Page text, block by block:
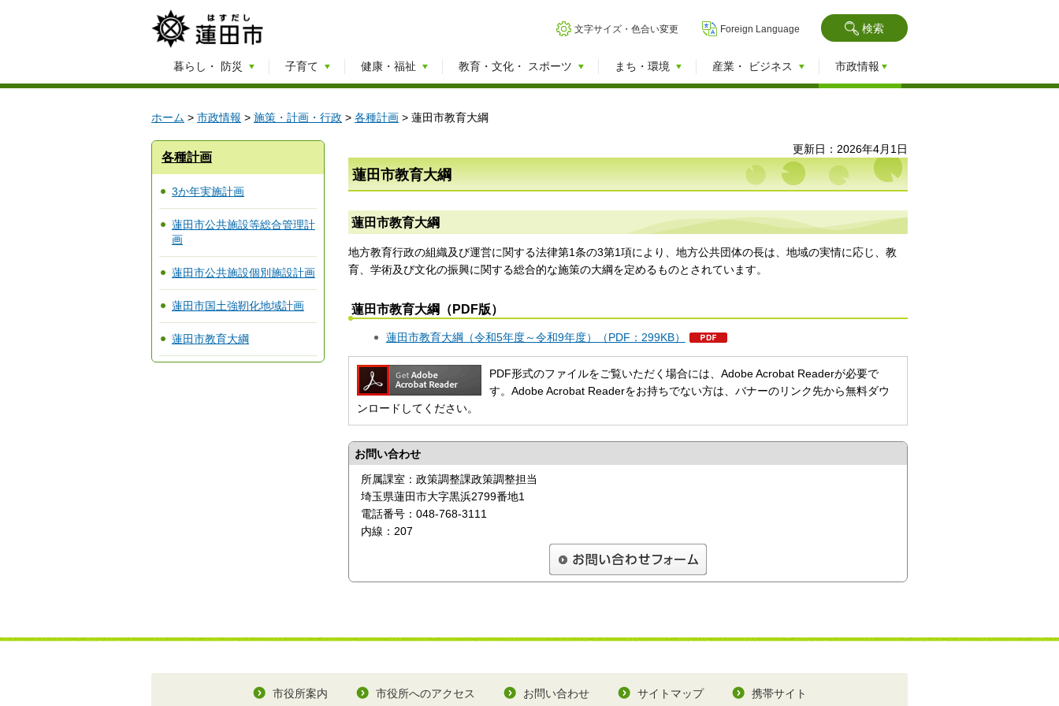
文字サイズ・色合い変更 Foreign Language 検索
暮らし・ 防災 子育て 健康・福祉 教育・文化・ スポーツ まち・環境 産業・ ビジネス 市政情報
ホーム > 市政情報 > 施策・計画・行政 > 各種計画 > 蓮田市教育大綱
各種計画
3か年実施計画
蓮田市公共施設等総合管理計
画
蓮田市公共施設個別施設計画
蓮田市国土強靭化地域計画
蓮田市教育大綱
更新日：2026年4月1日
蓮田市教育大綱
蓮田市教育大綱
地方教育行政の組織及び運営に関する法律第1条の3第1項により、地方公共団体の長は、地域の実情に応じ、教
育、学術及び文化の振興に関する総合的な施策の大綱を定めるものとされています。
蓮田市教育大綱（PDF版）
蓮田市教育大綱（令和5年度～令和9年度）（PDF：299KB）
PDF形式のファイルをご覧いただく場合には、Adobe Acrobat Readerが必要で
す。Adobe Acrobat Readerをお持ちでない方は、バナーのリンク先から無料ダウ
ンロードしてください。
お問い合わせ
所属課室：政策調整課政策調整担当
埼玉県蓮田市大字黒浜2799番地1
電話番号：048-768-3111
内線：207
市役所案内 市役所へのアクセス お問い合わせ サイトマップ 携帯サイト